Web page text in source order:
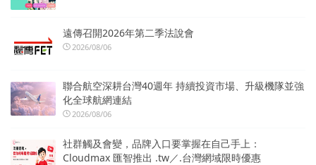
遠傳召開2026年第二季法說會
2026/08/06
聯合航空深耕台灣40週年 持續投資市場、升級機隊並強
化全球航網連結
2026/08/06
社群觸及會變，品牌入口要掌握在自己手上：
Cloudmax 匯智推出 .tw／.台灣網域限時優惠